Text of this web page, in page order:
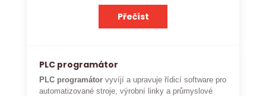
Přečíst
PLC programátor
PLC programátor vyvíjí a upravuje řídicí software pro
automatizované stroje, výrobní linky a průmyslové